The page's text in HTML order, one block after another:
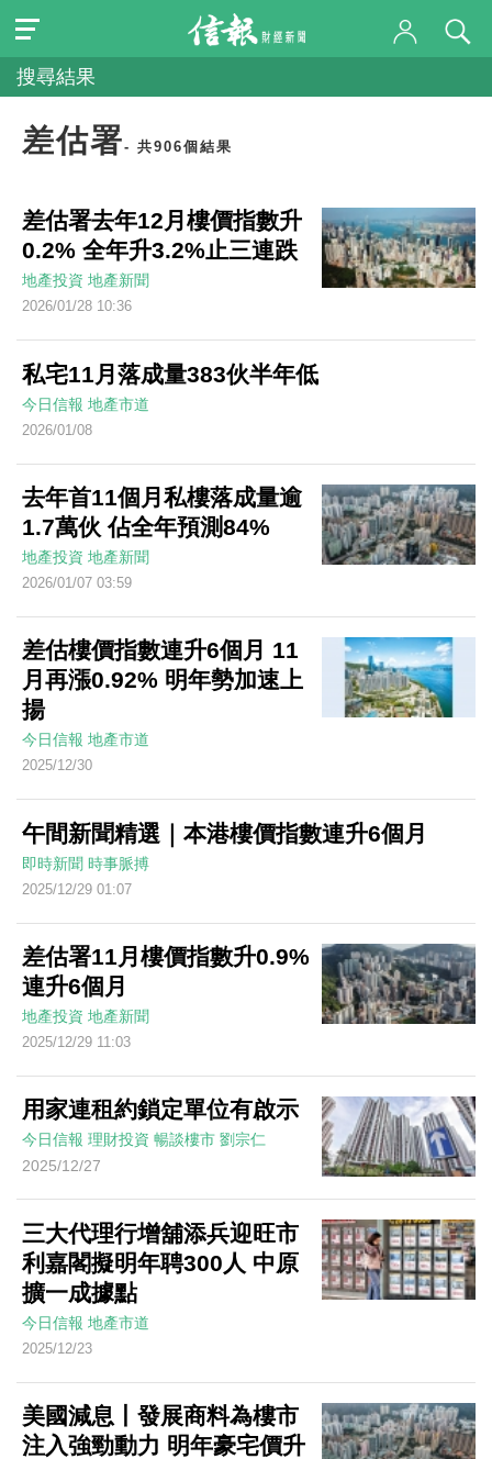
搜尋結果
差估署- 共906個結果
差估署去年12月樓價指數升
0.2% 全年升3.2%止三連跌
地產投資 地產新聞
2026/01/28 10:36
私宅11月落成量383伙半年低
今日信報 地產市道
2026/01/08
去年首11個月私樓落成量逾
1.7萬伙 佔全年預測84%
地產投資 地產新聞
2026/01/07 03:59
差估樓價指數連升6個月 11
月再漲0.92% 明年勢加速上
揚
今日信報 地產市道
2025/12/30
午間新聞精選｜本港樓價指數連升6個月
即時新聞 時事脈搏
2025/12/29 01:07
差估署11月樓價指數升0.9%
連升6個月
地產投資 地產新聞
2025/12/29 11:03
用家連租約鎖定單位有啟示
今日信報 理財投資 暢談樓市 劉宗仁
2025/12/27
三大代理行增舖添兵迎旺市
利嘉閣擬明年聘300人 中原
擴一成據點
今日信報 地產市道
2025/12/23
美國減息丨發展商料為樓市
注入強勁動力 明年豪宅價升